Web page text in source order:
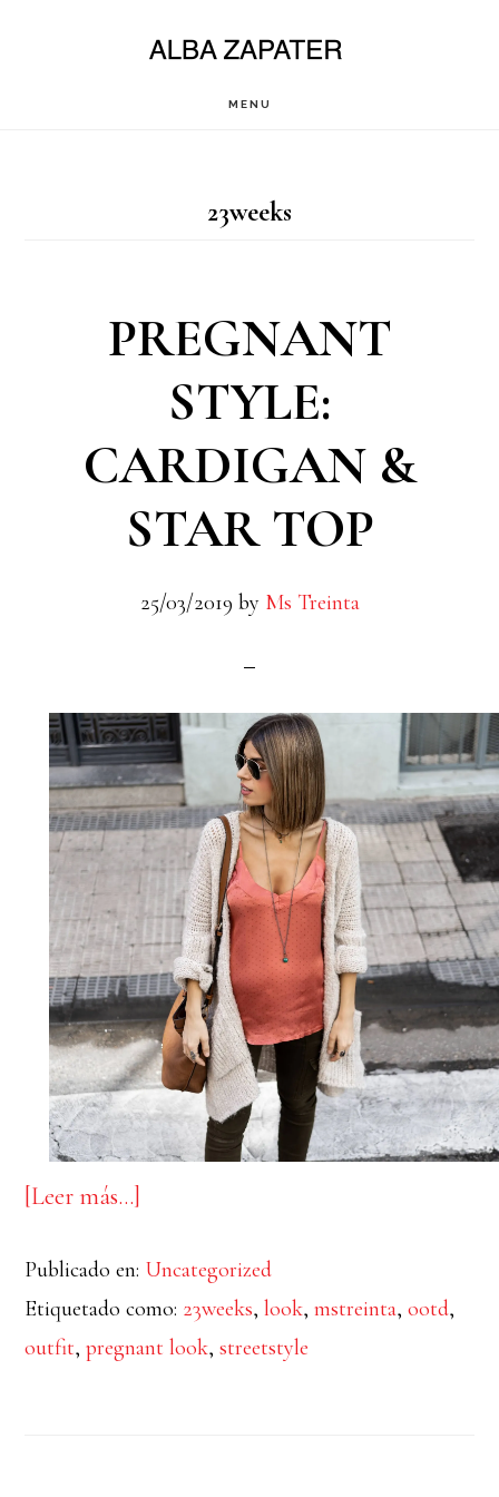
MENU
23weeks
PREGNANT
STYLE:
CARDIGAN &
STAR TOP
25/03/2019 by Ms Treinta
[Leer más…]
PREGNANT
STYLE:
CARDIGAN
Publicado en: Uncategorized
Etiquetado como: 23weeks,look,mstreinta,ootd,
outfit,pregnant look,streetstyle